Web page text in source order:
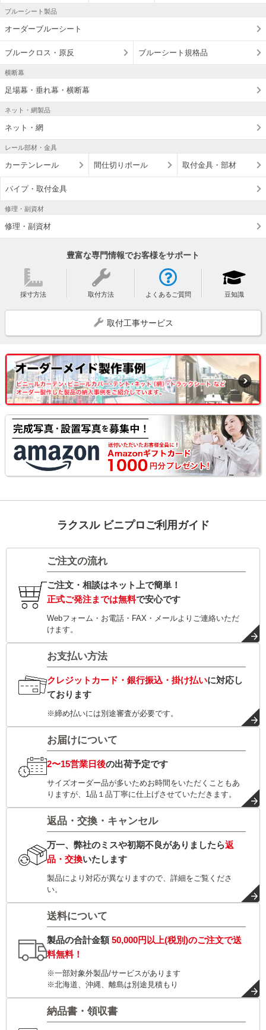
ブルーシート製品
オーダーブルーシート
ブルークロス・原反 ブルーシート規格品
横断幕
足場幕・垂れ幕・横断幕
ネット・網製品
ネット・網
レール部材・金具
カーテンレール 間仕切りポール 取付金具・部材
パイプ・取付金具
修理・副資材
修理・副資材
豊富な専門情報でお客様をサポート
採寸方法 取付方法 よくあるご質問 豆知識
取付工事サービス
ラクスル ビニプロご利用ガイド
ご注文の流れ
ご注文・相談はネット上で簡単！
正式ご発注までは無料で安心です
Webフォーム・お電話・FAX・メールよりご連絡いただ
けます。
お支払い方法
クレジットカード・銀行振込・掛け払いに対応し
ております
※締め払いには別途審査が必要です。
お届けについて
2〜15営業日後の出荷予定です
サイズオーダー品が多いためお時間をいただくこともあ
りますが、1品１品丁寧に仕上げさせていただきます。
返品・交換・キャンセル
万一、弊社のミスや初期不良がありましたら返
品・交換いたします
製品により対応が異なりますので、詳細をご覧くださ
い。
送料について
製品の合計金額50,000円以上(税別)のご注文で送
料無料！
※一部対象外製品/サービスがあります
※北海道、沖縄、離島は別途見積もり
納品書・領収書